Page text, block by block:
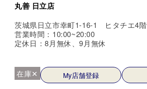
丸善 日立店
茨城県日立市幸町1-16-1 ヒタチエ4階
営業時間：10:00~20:00
定休日：8月無休、9月無休
在庫✕ My店舗登録